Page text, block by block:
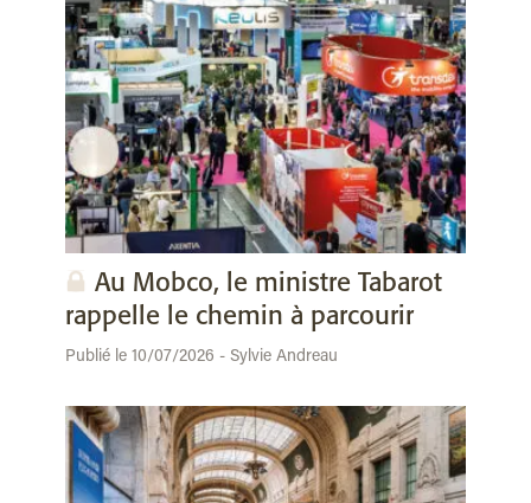
Au Mobco, le ministre Tabarot
rappelle le chemin à parcourir
Publié le 10/07/2026 - Sylvie Andreau